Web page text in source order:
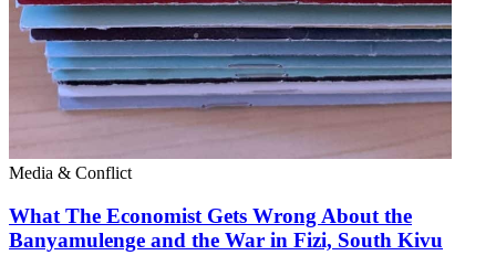
Media & Conflict
What The Economist Gets Wrong About the
Banyamulenge and the War in Fizi, South Kivu